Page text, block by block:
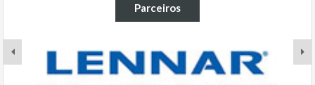
Parceiros